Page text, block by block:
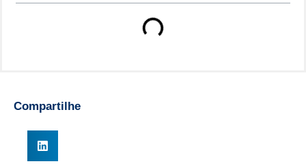
Compartilhe